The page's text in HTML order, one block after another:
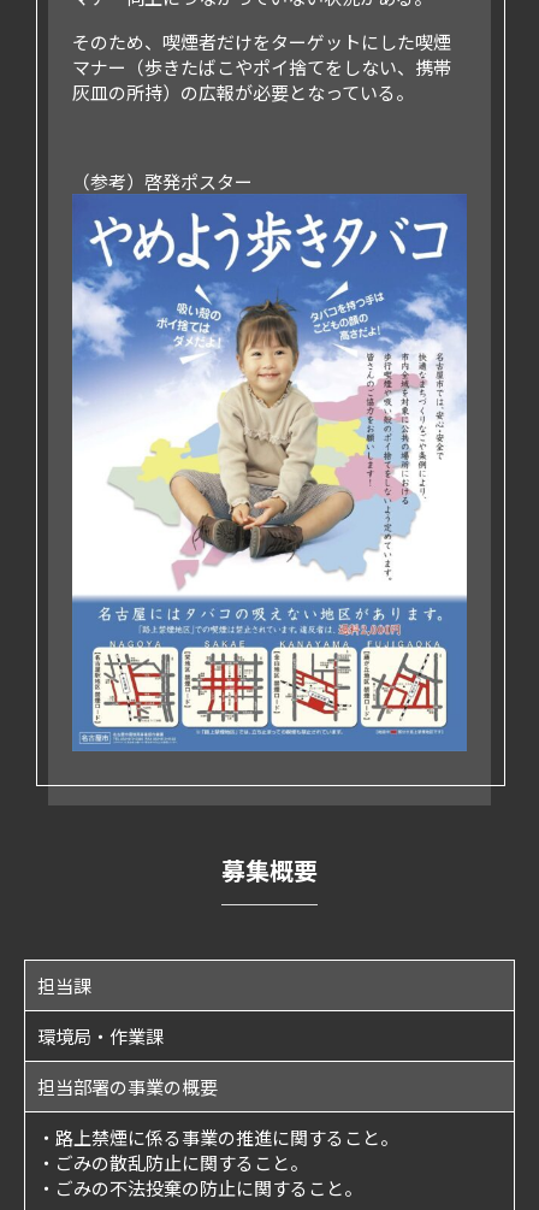
そのため、喫煙者だけをターゲットにした喫煙
マナー（歩きたばこやポイ捨てをしない、携帯
灰皿の所持）の広報が必要となっている。
（参考）啓発ポスター
募集概要
担当課
環境局・作業課
担当部署の事業の概要
・路上禁煙に係る事業の推進に関すること。
・ごみの散乱防止に関すること。
・ごみの不法投棄の防止に関すること。